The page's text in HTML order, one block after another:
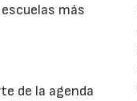
más
de la agenda